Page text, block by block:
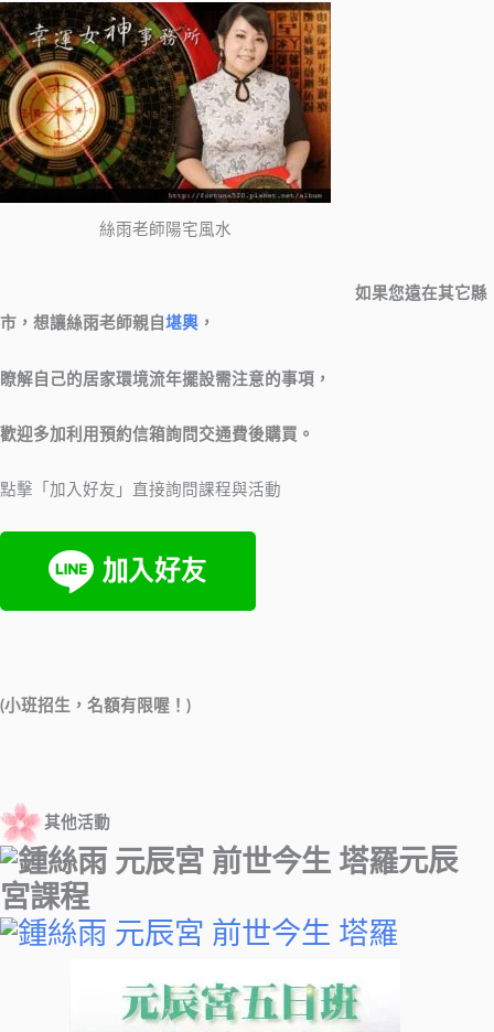
絲雨老師陽宅風水
如果您遠在其它縣
市，想讓絲雨老師親自 堪輿 ，
瞭解自己的居家環境流年擺設需注意的事項，
歡迎多加利用預約信箱詢問交通費後購買。
點擊「加入好友」直接詢問課程與活動​
(小班招生，名額有限喔！ )
其他活動
元辰
宮課程